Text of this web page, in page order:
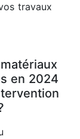
travaux
en 2024